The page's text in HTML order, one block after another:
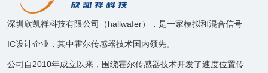
深圳欣凯祥科技有限公司（hallwafer），是一家模拟和混合信号
IC设计企业，其中霍尔传感器技术国内领先。
公司自2010年成立以来，围绕霍尔传感器技术开发了速度位置传